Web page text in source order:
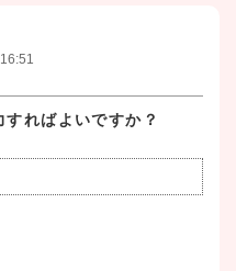
ればよいですか？